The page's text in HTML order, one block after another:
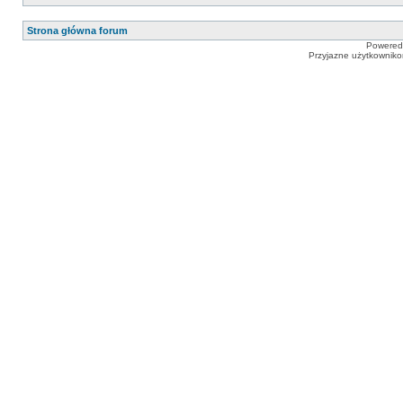
Strona główna forum
Przyjazne